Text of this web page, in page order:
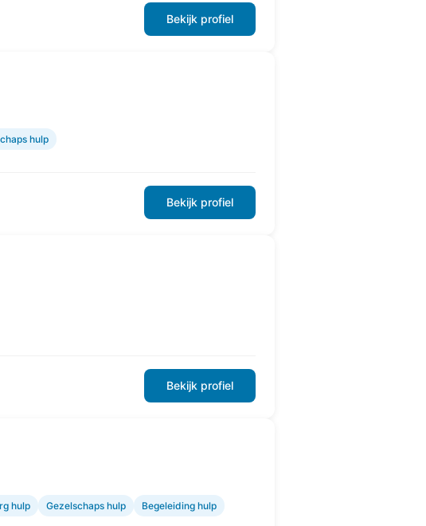
Bekijk profiel
hulp
Bekijk profiel
Bekijk profiel
hulp Gezelschaps hulp Begeleiding hulp